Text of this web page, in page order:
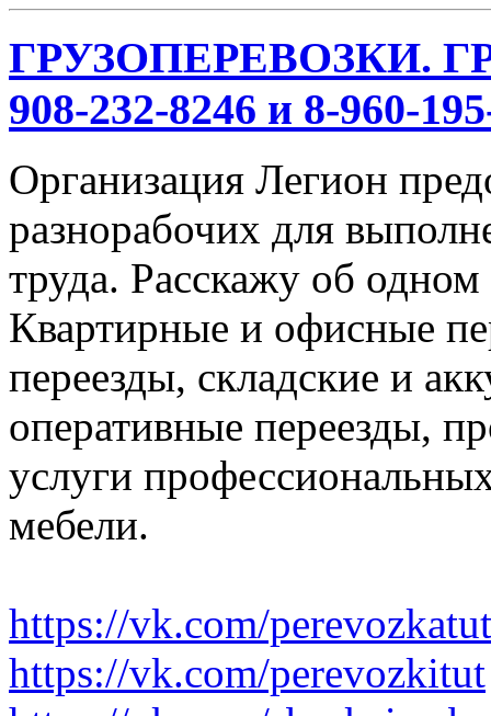
ГРУЗОПЕРЕВОЗКИ.
908-232-8246 и 8-960-
Организация Легион
разнорабочих для
труда. Расскажу об
Квартирные и офисные
переезды, складские и
оперативные переезды,
услуги
мебели.
https://vk.com/perevozkatut
https://vk.com/perevozkitut